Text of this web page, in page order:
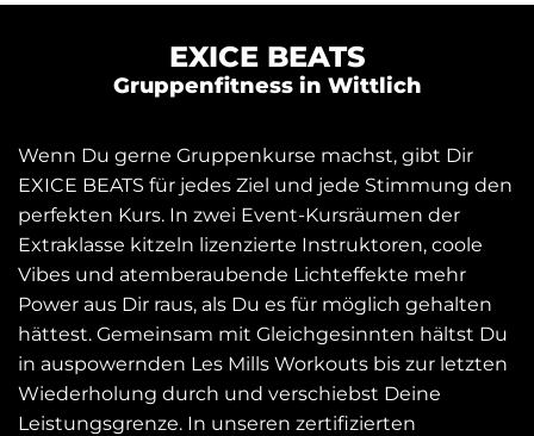
EXICE BEATS
Gruppenfitness in Wittlich
Wenn Du gerne Gruppenkurse machst, gibt Dir
EXICE BEATS für jedes Ziel und jede Stimmung den
perfekten Kurs. In zwei Event-Kursräumen der
Extraklasse kitzeln lizenzierte Instruktoren, coole
Vibes und atemberaubende Lichteffekte mehr
Power aus Dir raus, als Du es für möglich gehalten
hättest. Gemeinsam mit Gleichgesinnten hältst Du
in auspowernden Les Mills Workouts bis zur letzten
Wiederholung durch und verschiebst Deine
Leistungsgrenze. In unseren zertifizierten